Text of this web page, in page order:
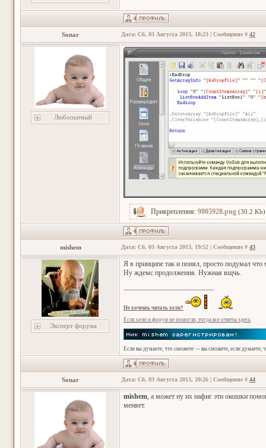
Sonar Дата: Сб, 03 Августа 2013, 18:23 | Сообщение # 42
Любопытный
Прикрепления: 9805928.png (30.2 Kb)
mishem Дата: Сб, 03 Августа 2013, 19:52 | Сообщение # 43
Эксперт форума
Я в принципе так и понял, просто подумал
Ну ждемс продолжения. Нужная вщчь.
Не хочешь читать хелп?
Если хелп и форум не помогли, тогда все ответы здесь
Если вы думаете, что сможете — вы сможете, если думаете,
Sonar Дата: Сб, 03 Августа 2013, 20:26 | Сообщение # 44
mishem, а может ну их нафиг эти окошки
меняет.